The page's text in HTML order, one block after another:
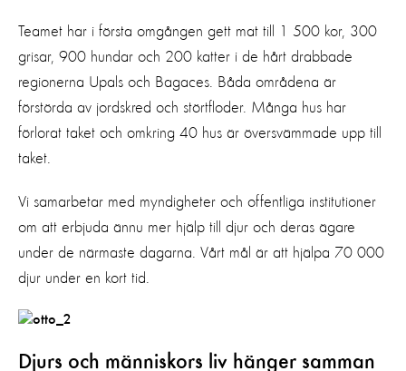
Teamet har i första omgången gett mat till 1 500 kor, 300
grisar, 900 hundar och 200 katter i de hårt drabbade
regionerna Upals och Bagaces. Båda områdena är
förstörda av jordskred och störtfloder. Många hus har
förlorat taket och omkring 40 hus är översvämmade upp till
taket.
Vi samarbetar med myndigheter och offentliga institutioner
om att erbjuda ännu mer hjälp till djur och deras ägare
under de närmaste dagarna. Vårt mål är att hjälpa 70 000
djur under en kort tid.
Djurs och människors liv hänger samman